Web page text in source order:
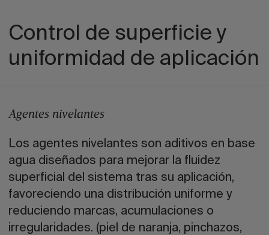
Control de superficie y
uniformidad de aplicación
Agentes nivelantes
Los agentes nivelantes son aditivos en base
agua diseñados para mejorar la fluidez
superficial del sistema tras su aplicación,
favoreciendo una distribución uniforme y
reduciendo marcas, acumulaciones o
irregularidades. (piel de naranja, pinchazos,